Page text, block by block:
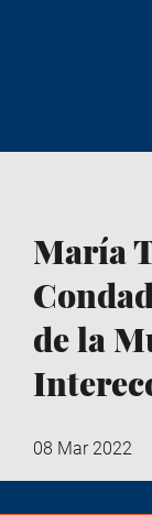
María
de la
08 Mar 2022